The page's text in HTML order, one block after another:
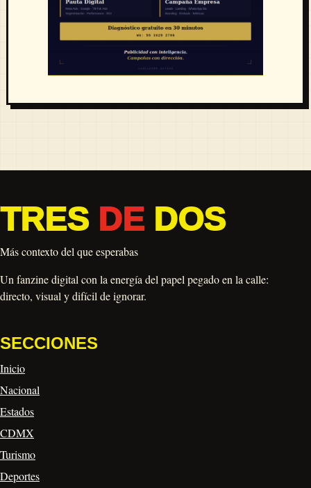
TRES DEDOS
Más contexto del que esperabas
Un fanzine digital con la energía del papel pegado en la calle:
directo, visual y difícil de ignorar.
SECCIONES
Inicio
Nacional
Estados
CDMX
Turismo
Deportes